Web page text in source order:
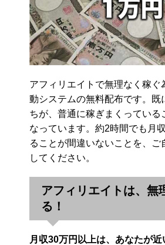
アフィリエイトで無理なく稼ぐ
動システムの無料配布です。既
ちが、普通に稼ぎまくっている
なっています。約2時間でも月
ることが間違いないことを、ご
してください。
アフィリエイトは、無
る！
月収30万円以上は、あなたが